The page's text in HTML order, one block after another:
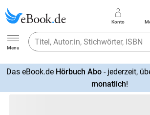
Ebook.de
Menu
Konto
Das eBook.de Hörbuch Abo- jederzeit,
monatlich!